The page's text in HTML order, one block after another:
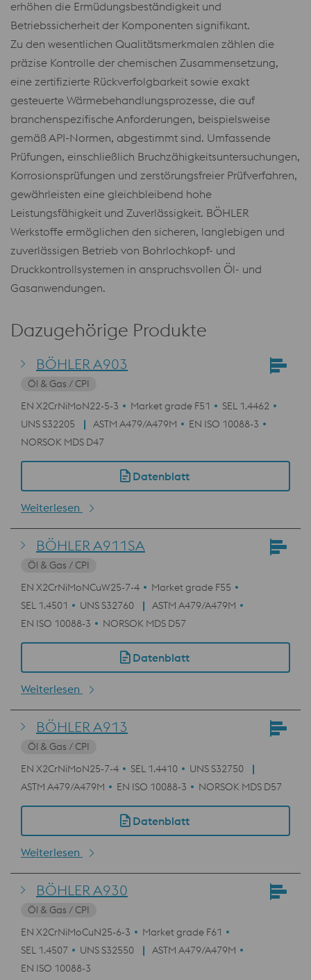
erhöhen die Ermüdungsbeständigkeit und
Betriebssicherheit der Komponenten signifikant.
Zu den wesentlichen Qualitätsmerkmalen zählen die
präzise Kontrolle der chemischen Zusammensetzung,
eine zertifizierte Rückverfolgbarkeit sowie exakt
gesteuerte Wärmebehandlungsprozesse, die auf
branchenspezifische Anforderungen, beispielsweise
gemäß API-Normen, abgestimmt sind. Umfassende
Prüfungen, einschließlich Bruchzähigkeitsuntersuchungen,
Korrosionsprüfungen und zerstörungsfreier Prüfverfahren,
gewährleisten eine gleichbleibend hohe
Leistungsfähigkeit und Zuverlässigkeit. BÖHLER
Werkstoffe ermöglichen den sicheren, langlebigen und
zuverlässigen Betrieb von Bohrlochkopf- und
Druckkontrollsystemen in anspruchsvollen Öl- und
Gasanwendungen.
Dazugehörige Produkte
BÖHLER A903
Öl & Gas / CPI
EN X2CrNiMoN22-5-3
Market grade F51
SEL 1.4462
UNS S32205
ASTM A479/A479M
EN ISO 10088-3
NORSOK MDS D47
Datenblatt
Weiterlesen
BÖHLER A911SA
Öl & Gas / CPI
EN X2CrNiMoNCuW25-7-4
Market grade F55
SEL 1.4501
UNS S32760
ASTM A479/A479M
EN ISO 10088-3
NORSOK MDS D57
Datenblatt
Weiterlesen
BÖHLER A913
Öl & Gas / CPI
EN X2CrNiMoN25-7-4
SEL 1.4410
UNS S32750
ASTM A479/A479M
EN ISO 10088-3 NORSOK MDS D57
Datenblatt
Weiterlesen
BÖHLER A930
Öl & Gas / CPI
EN X2CrNiMoCuN25-6-3
Market grade F61
SEL 1.4507
UNS S32550
ASTM A479/A479M
EN ISO 10088-3